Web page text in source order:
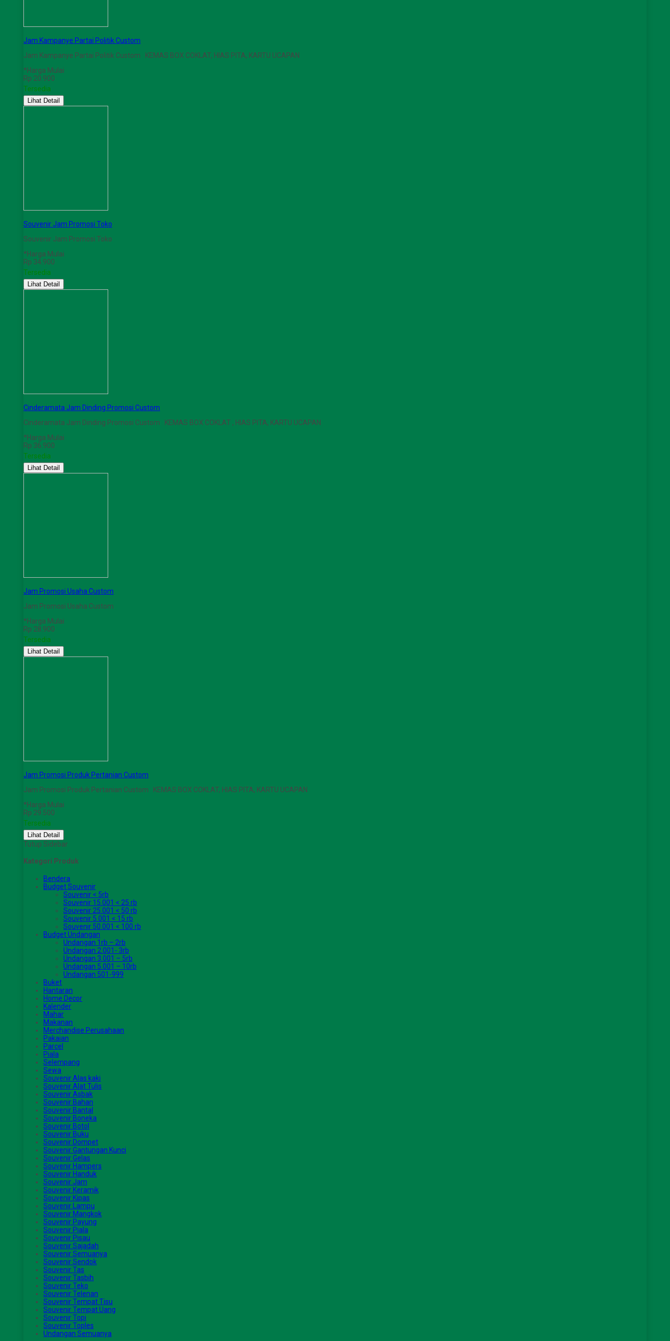
Jam Kampanye Partai Politik Custom
Jam Kampanye Partai Politik Custom KEMAS BOX COKLAT, HIAS PITA, KARTU UCAPAN
*Harga Mulai
Rp 20.900
Tersedia
Lihat Detail
Souvenir Jam Promosi Toko
Souvenir Jam Promosi Toko
*Harga Mulai
Rp 34.900
Tersedia
Lihat Detail
Cinderamata Jam Dinding Promosi Custom
Cinderamata Jam Dinding Promosi Custom KEMAS BOX COKLAT , HIAS PITA, KARTU UCAPAN
*Harga Mulai
Rp 36.900
Tersedia
Lihat Detail
Jam Promosi Usaha Custom
Jam Promosi Usaha Custom
*Harga Mulai
Rp 28.900
Tersedia
Lihat Detail
Jam Promosi Produk Pertanian Custom
Jam Promosi Produk Pertanian Custom KEMAS BOX COKLAT, HIAS PITA, KARTU UCAPAN
*Harga Mulai
Rp 29.500
Tersedia
Lihat Detail
Tutup Sidebar
Kategori Produk
Bendera
Budget Souvenir
Souvenir < 5rb
Souvenir 15.001 < 25 rb
Souvenir 25.001 < 50 rb
Souvenir 5.001 < 15 rb
Souvenir 50.001 < 100 rb
Budget Undangan
Undangan 1rb – 2rb
Undangan 2.001- 3rb
Undangan 3.001 – 5rb
Undangan 5.001 – 10rb
Undangan 501-999
Buket
Hantaran
Home Decor
Kalender
Mahar
Makanan
Merchandise Perusahaan
Pakaian
Parcel
Piala
Selempang
Sewa
Souvenir Alas kaki
Souvenir Alat Tulis
Souvenir Asbak
Souvenir Bahan
Souvenir Bantal
Souvenir Boneka
Souvenir Botol
Souvenir Buku
Souvenir Dompet
Souvenir Gantungan Kunci
Souvenir Gelas
Souvenir Hampers
Souvenir Handuk
Souvenir Jam
Souvenir Keramik
Souvenir Kipas
Souvenir Lampu
Souvenir Mangkok
Souvenir Payung
Souvenir Piala
Souvenir Pisau
Souvenir Sajadah
Souvenir Semuanya
Souvenir Sendok
Souvenir Tas
Souvenir Tasbih
Souvenir Teko
Souvenir Telenan
Souvenir Tempat Tisu
Souvenir Tempat Uang
Souvenir Topi
Souvenir Toples
Undangan Semuanya